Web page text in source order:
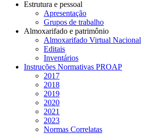
Estrutura e pessoal
Apresentação
Grupos de trabalho
Almoxarifado e patrimônio
Almoxarifado Virtual Nacional
Editais
Inventários
Instruções Normativas PROAP
2017
2018
2019
2020
2021
2023
Normas Correlatas